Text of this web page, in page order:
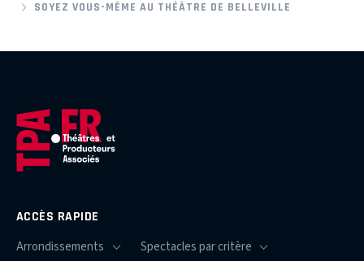
SOYEZ VOUS-MÊME AU THÉÂTRE DE BELLEVILLE
ACCÈS RAPIDE